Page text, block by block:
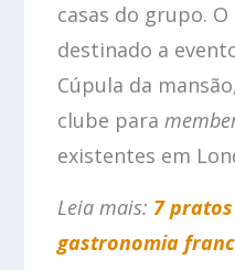
casas do grupo.
destinado a
Cúpula da
clube para
existentes em
Leia mais: 7
gastronomia